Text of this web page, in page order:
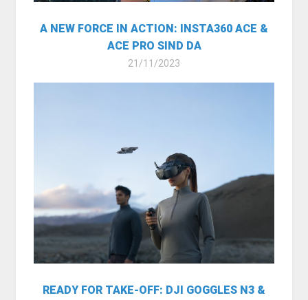
A NEW FORCE IN ACTION: INSTA360 ACE &
ACE PRO SIND DA
21/11/2023
READY FOR TAKE-OFF: DJI GOGGLES N3 &